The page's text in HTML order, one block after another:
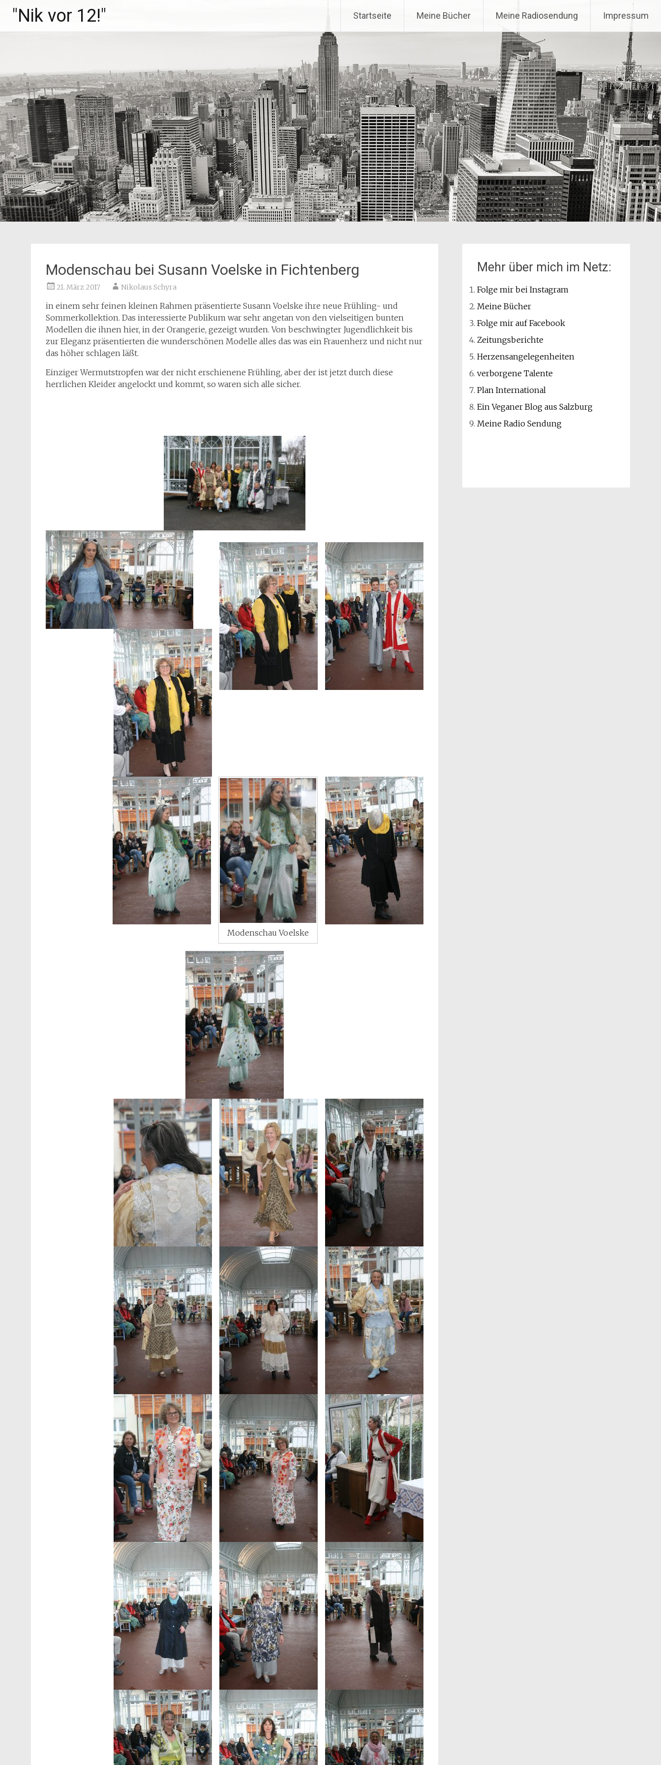
Zum
springen
"Nik vor 12!" Startseite Meine Bücher Meine Radiosendung Impressum
Modenschau bei Susann Voelske in Fichtenberg
21. März 2017 Nikolaus Schyra
in einem sehr feinen kleinen Rahmen präsentierte Susann Voelske ihre neue Frühling- und
Sommerkollektion. Das interessierte Publikum war sehr angetan von den vielseitigen bunten
Modellen die ihnen hier, in der Orangerie, gezeigt wurden. Von beschwingter Jugendlichkeit bis
zur Eleganz präsentierten die wunderschönen Modelle alles das was ein Frauenherz und nicht nur
das höher schlagen läßt.
Einziger Wermutstropfen war der nicht erschienene Frühling, aber der ist jetzt durch diese
herrlichen Kleider angelockt und kommt, so waren sich alle sicher.
Modenschau Voelske
Mehr über mich im Netz:
Folge mir bei Instagram
Meine Bücher
Folge mir auf Facebook
Zeitungsberichte
Herzensangelegenheiten
verborgene Talente
Plan International
Ein Veganer Blog aus Salzburg
Meine Radio Sendung